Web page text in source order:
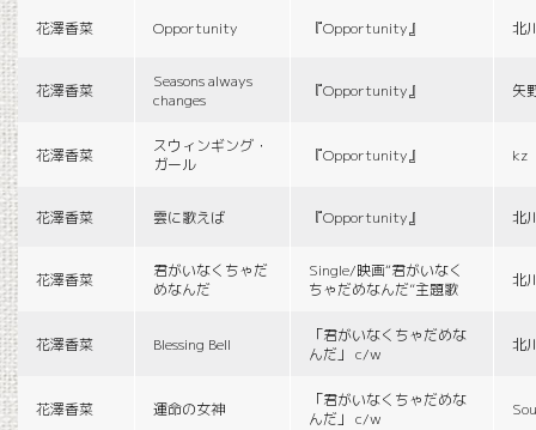
花澤香菜 Opportunity 『Opportunity』 北
花澤香菜
Seasons always
changes
『Opportunity』 矢
花澤香菜
スウィンギング・
ガール
『Opportunity』 kz
花澤香菜 雲に歌えば 『Opportunity』 北
花澤香菜
君がいなくちゃだ
めなんだ
Single/映画“君がいなく
ちゃだめなんだ”主題歌
北
花澤香菜 Blessing Bell
「君がいなくちゃだめな
んだ」 c/w
北
花澤香菜 運命の女神
「君がいなくちゃだめな
んだ」 c/w